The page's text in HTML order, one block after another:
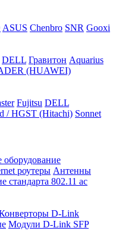
ASUS Chenbro SNR Gooxi
DELL Гравитон Aquarius
(HUAWEI)
Fujitsu DELL
/ HGST (Hitachi) Sonnet
оборудование
роутеры Антенны
стандарта 802.11 ас
D-Link
Модули D-Link SFP